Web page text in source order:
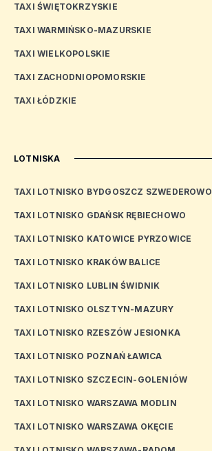
TAXI ŚWIĘTOKRZYSKIE
TAXI WARMIŃSKO-MAZURSKIE
TAXI WIELKOPOLSKIE
TAXI ZACHODNIOPOMORSKIE
TAXI ŁÓDZKIE
LOTNISKA
TAXI LOTNISKO BYDGOSZCZ SZWEDEROWO
TAXI LOTNISKO GDAŃSK RĘBIECHOWO
TAXI LOTNISKO KATOWICE PYRZOWICE
TAXI LOTNISKO KRAKÓW BALICE
TAXI LOTNISKO LUBLIN ŚWIDNIK
TAXI LOTNISKO OLSZTYN-MAZURY
TAXI LOTNISKO RZESZÓW JESIONKA
TAXI LOTNISKO POZNAŃ ŁAWICA
TAXI LOTNISKO SZCZECIN-GOLENIÓW
TAXI LOTNISKO WARSZAWA MODLIN
TAXI LOTNISKO WARSZAWA OKĘCIE